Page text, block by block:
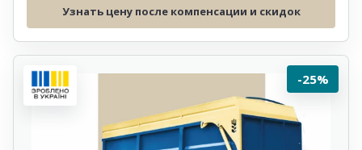
Узнать цену после компенсации и скидок
-25%